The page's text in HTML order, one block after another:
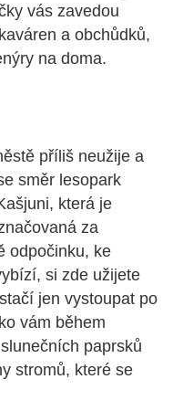
vás zavedou
a obchůdků,
na doma.
příliš neužije a
směr lesopark
která je
za
odpočinku, ke
si zde užijete
jen vystoupat po
vám během
paprsků
stromů, které se